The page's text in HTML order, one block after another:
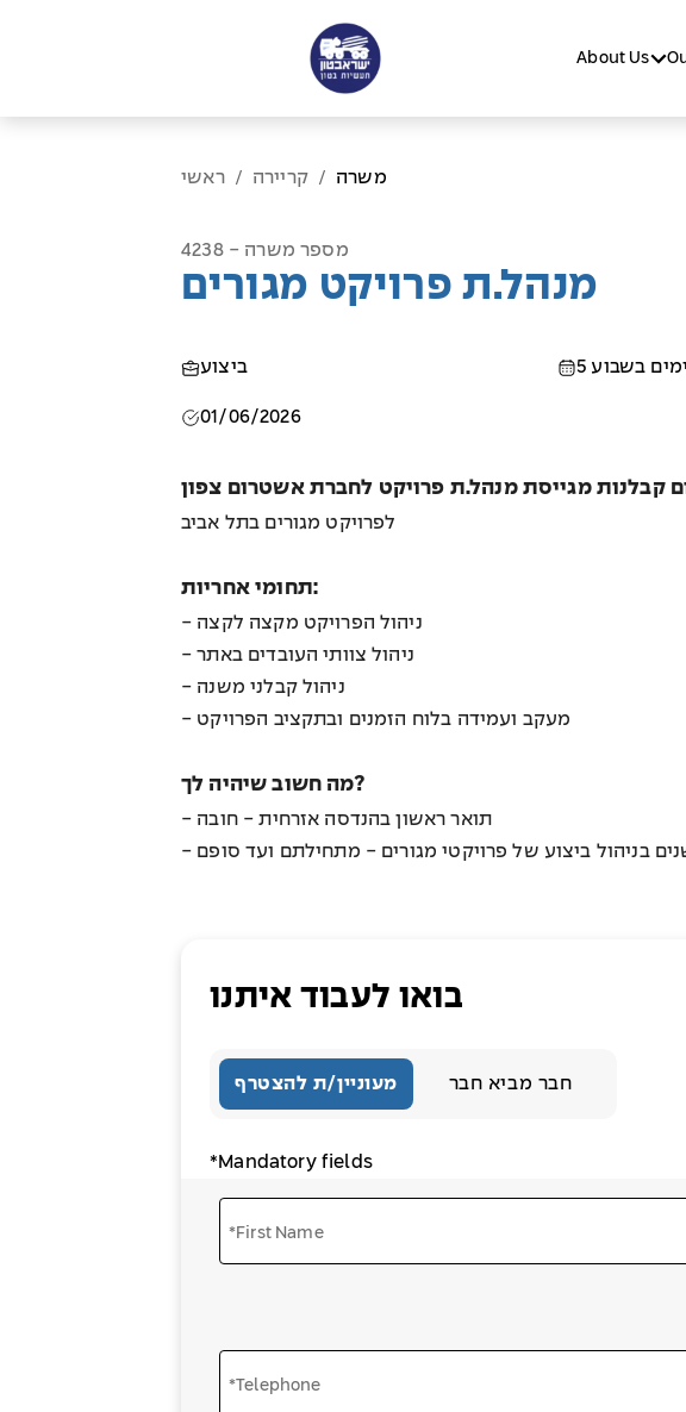
About Us
ראשי / קריירה / משרה
מספר משרה - 4238
מנהל.ת פרויקט מגורים
ביצוע 5 ימים בשבוע
01/06/2026
תחומי אחריות:
- ניהול הפרויקט מקצה לקצה
- ניהול צוותי העובדים באתר
- ניהול קבלני משנה
- מעקב ועמידה בלוח הזמנים ובתקציב הפרויקט
מה חשוב שיהיה לך?
- תואר ראשון בהנדסה אזרחית - חובה
בואו לעבוד איתנו
מעוניין/ת להצטרף חבר מביא חבר
*Mandatory fields
*First Name
*Telephone